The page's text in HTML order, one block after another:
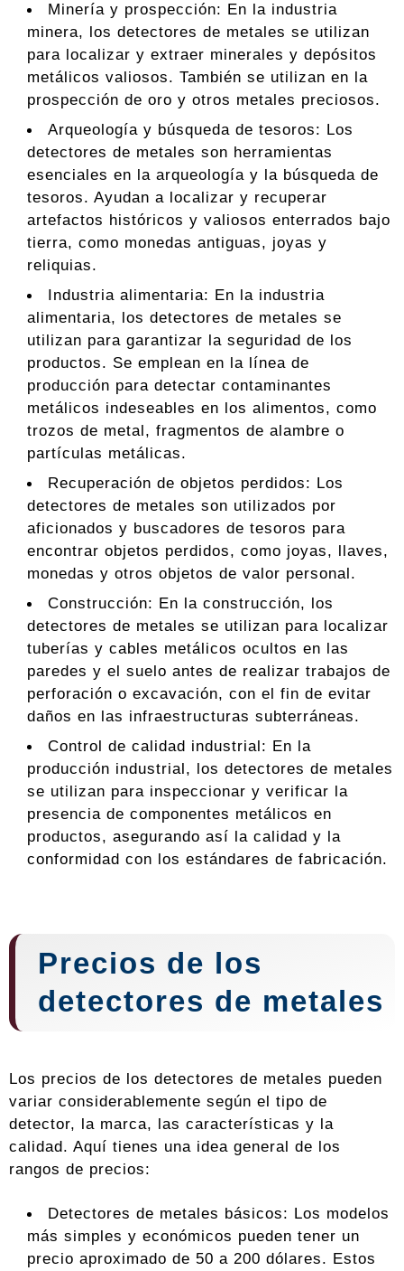
Minería y prospección: En la industria
minera, los detectores de metales se utilizan
para localizar y extraer minerales y depósitos
metálicos valiosos. También se utilizan en la
prospección de oro y otros metales preciosos.
Arqueología y búsqueda de tesoros: Los
detectores de metales son herramientas
esenciales en la arqueología y la búsqueda de
tesoros. Ayudan a localizar y recuperar
artefactos históricos y valiosos enterrados bajo
tierra, como monedas antiguas, joyas y
reliquias.
Industria alimentaria: En la industria
alimentaria, los detectores de metales se
utilizan para garantizar la seguridad de los
productos. Se emplean en la línea de
producción para detectar contaminantes
metálicos indeseables en los alimentos, como
trozos de metal, fragmentos de alambre o
partículas metálicas.
Recuperación de objetos perdidos: Los
detectores de metales son utilizados por
aficionados y buscadores de tesoros para
encontrar objetos perdidos, como joyas, llaves,
monedas y otros objetos de valor personal.
Construcción: En la construcción, los
detectores de metales se utilizan para localizar
tuberías y cables metálicos ocultos en las
paredes y el suelo antes de realizar trabajos de
perforación o excavación, con el fin de evitar
daños en las infraestructuras subterráneas.
Control de calidad industrial: En la
producción industrial, los detectores de metales
se utilizan para inspeccionar y verificar la
presencia de componentes metálicos en
productos, asegurando así la calidad y la
conformidad con los estándares de fabricación.
Precios de los
detectores de metales
Los precios de los detectores de metales pueden
variar considerablemente según el tipo de
detector, la marca, las características y la
calidad. Aquí tienes una idea general de los
rangos de precios:
Detectores de metales básicos: Los modelos
más simples y económicos pueden tener un
precio aproximado de 50 a 200 dólares. Estos